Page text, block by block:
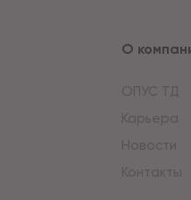
О
ОПУС ТД
Карьера
Новости
Контакты